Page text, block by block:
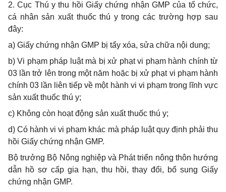
2. Cục Thú y thu hồi Giấy chứng nhận GMP của tổ chức,
cá nhân sản xuất thuốc thú y trong các trường hợp sau
đây:
a) Giấy chứng nhận GMP bị tẩy xóa, sửa chữa nội dung;
b) Vi phạm pháp luật mà bị xử phạt vi phạm hành chính từ
03 lần trở lên trong một năm hoặc bị xử phạt vi phạm hành
chính 03 lần liên tiếp về một hành vi vi phạm trong lĩnh vực
sản xuất thuốc thú y;
c) Không còn hoạt động sản xuất thuốc thú y;
d) Có hành vi vi phạm khác mà pháp luật quy định phải thu
hồi Giấy chứng nhận GMP.
Bộ trưởng Bộ Nông nghiệp và Phát triển nông thôn hướng
dẫn hồ sơ cấp gia hạn, thu hồi, thay đổi, bổ sung Giấy
chứng nhận GMP.